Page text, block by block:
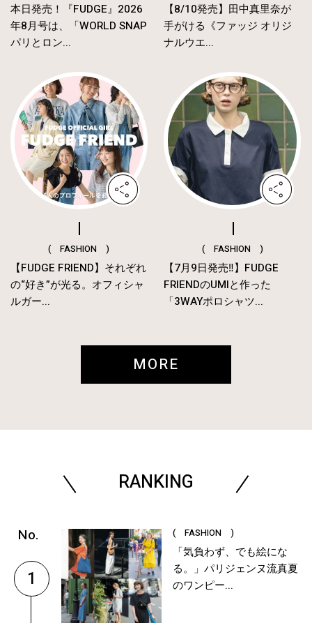
本日発売！『FUDGE』2026
年8月号は、「WORLD SNAP
パリとロン...
【8/10発売】田中真里奈が
手がける《ファッジ オリジ
ナルウエ...
( FASHION )
【FUDGE FRIEND】それぞれ
の“好き”が光る。オフィシャ
ルガー...
( FASHION )
【7月9日発売‼︎】FUDGE
FRIENDのUMIと作った
「3WAYポロシャツ...
MORE
RANKING
1
( FASHION )
「気負わず、でも絵にな
る。」パリジェンヌ流真夏
のワンピー...